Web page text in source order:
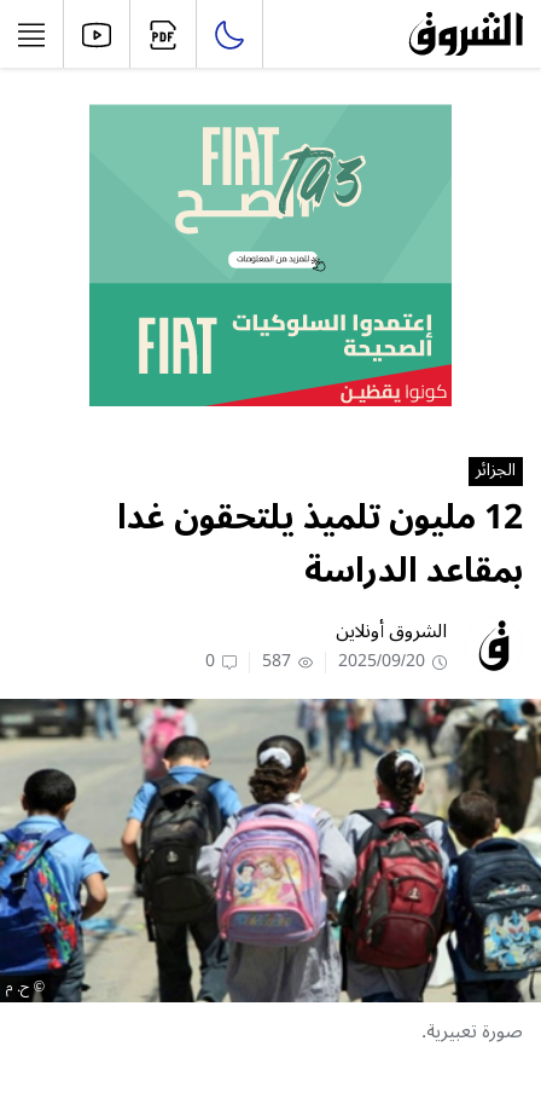
الجزائر
12 مليون تلميذ يلتحقون غدا
بمقاعد الدراسة
الشروق أونلاين
2025/09/20
587
0
ح. م
صورة تعبيرية.